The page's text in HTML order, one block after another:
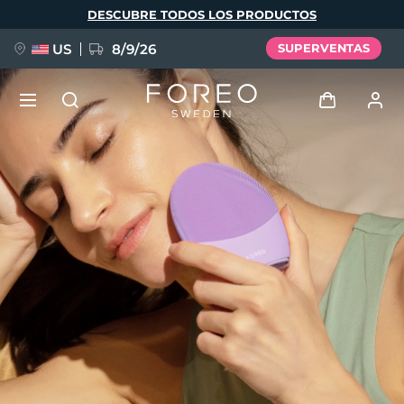
DESCUBRE TODOS LOS PRODUCTOS
US 8/9/26 SUPERVENTAS
Perfil de usuario
Mis dispositivos
Mis pedidos
Mis direcciones
Mis suscripciones
NUEVO
FAQ™ Pure Beauty-Tech Elixir
BREAKING NEWS
issa™ Teeth Whitening Set
Idioma
English Deutsch
Español
Français
Italiano
Português
Svenska
Русский
Türkçe
简体中文 繁體中文